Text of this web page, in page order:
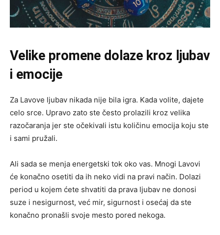
Velike promene dolaze kroz ljubav
i emocije
Za Lavove ljubav nikada nije bila igra. Kada volite, dajete
celo srce. Upravo zato ste često prolazili kroz velika
razočaranja jer ste očekivali istu količinu emocija koju ste
i sami pružali.
Ali sada se menja energetski tok oko vas. Mnogi Lavovi
će konačno osetiti da ih neko vidi na pravi način. Dolazi
period u kojem ćete shvatiti da prava ljubav ne donosi
suze i nesigurnost, već mir, sigurnost i osećaj da ste
konačno pronašli svoje mesto pored nekoga.